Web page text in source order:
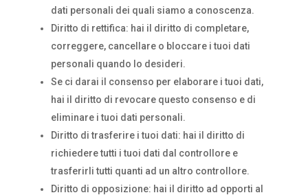
dati personali dei quali siamo a conoscenza.
Diritto di rettifica: hai il diritto di completare,
correggere, cancellare o bloccare i tuoi dati
personali quando lo desideri.
Se ci darai il consenso per elaborare i tuoi dati,
hai il diritto di revocare questo consenso e di
eliminare i tuoi dati personali.
Diritto di trasferire i tuoi dati: hai il diritto di
richiedere tutti i tuoi dati dal controllore e
trasferirli tutti quanti ad un altro controllore.
Diritto di opposizione: hai il diritto ad opporti al